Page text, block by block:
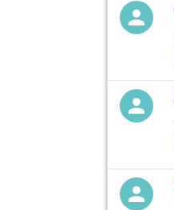
person
person
person